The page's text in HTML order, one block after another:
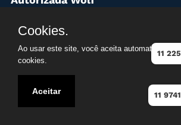
Churrasqueiras
Cooktops
Gavetas
11
11
Cookies.
Ao usar este site, você aceita
cookies.
Aceitar